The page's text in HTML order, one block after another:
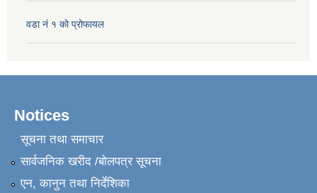
वडा नं १ को प्रोफायल
Notices
सूचना तथा समाचार
सार्वजनिक खरीद /बोलपत्र सूचना
एन, कानुन तथा निर्देशिका